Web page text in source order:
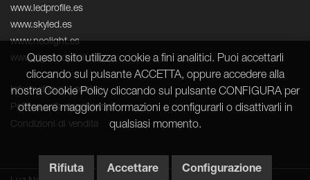
www.ledprofile.es
www.skyled.es
www.neolight.es
www.signandretail.com
Informativa sui cookie
Politica sulla riservatezza
Condizioni di vendita
Questo sito utilizza cookie a fini analitici. Puoi accettarli
cliccando sul pulsante ACCETTA, oppure accedere alla
nostra Cookie Policy cliccando sul pulsante CONFIGURA per
ottenere maggiori informazioni e configurarli o disattivarli in
qualsiasi momento.
Rifiuta Accettare Configurazione